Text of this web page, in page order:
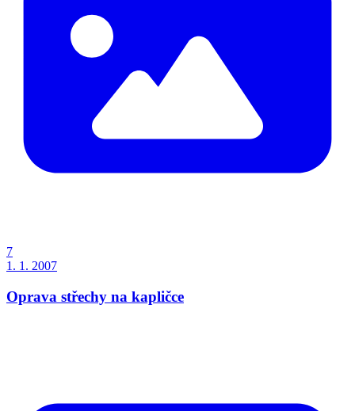
7
1. 1. 2007
Oprava střechy na kapličce